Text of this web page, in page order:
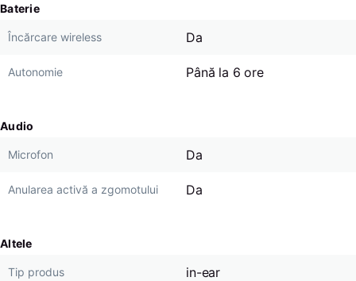
Baterie
Încărcare wireless Da
Autonomie Până la 6 ore
Audio
Microfon Da
Anularea activă a zgomotului Da
Altele
Tip produs in-ear